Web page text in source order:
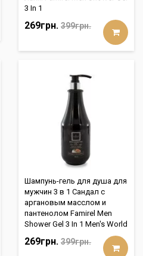
3 In 1
269грн. 399грн.
Шампунь-гель для душа для
мужчин 3 в 1 Сандал с
аргановым масслом и
пантенолом Famirel Men
Shower Gel 3 In 1 Men's World
269грн. 399грн.